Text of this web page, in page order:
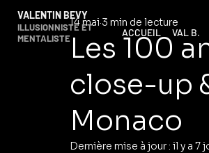
VALENTIN BEVY
ILLUSIONNISTE ET
MENTALISTE
ACCUEIL VAL B.
Les 100
close-up
Monaco
14 mai 3 min de lecture
Dernière mise à jour : il y a 7